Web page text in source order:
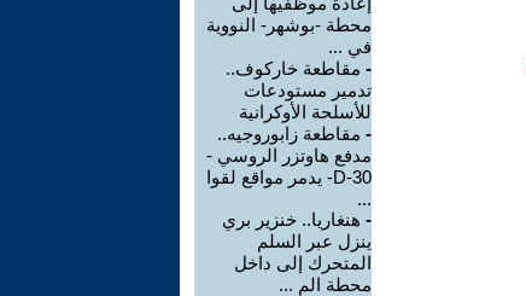
محطة -بوشهر- النووية
في ...
- مقاطعة خاركوف..
تدمير مستودعات
للأسلحة الأوكرانية
- مقاطعة زابوروجيه..
مدفع هاوتزر الروسي -
D-30- يدمر مواقع لقوا
...
- هنغاريا.. خنزير بري
ينزل عبر السلم
المتحرك إلى داخل
محطة الم ...